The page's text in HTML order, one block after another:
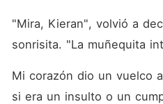
"Mira, Kieran", volvió a
sonrisita. "La muñequita
Mi corazón dio un vuelco
si era un insulto o un